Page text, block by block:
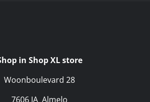
in Shop XL store
Woonboulevard 28
7606 JA Almelo